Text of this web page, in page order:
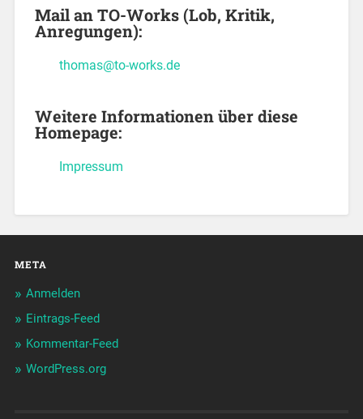
Mail an TO-Works(Lob, Kritik,
Anregungen):
thomas@to-works.de
Weitere Informationen über diese
Homepage:
Impressum
META
Anmelden
Eintrags-Feed
Kommentar-Feed
WordPress.org